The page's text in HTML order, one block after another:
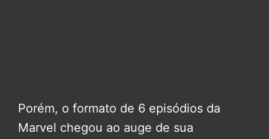
Porém, o formato de 6 episódios da
Marvel chegou ao auge de sua